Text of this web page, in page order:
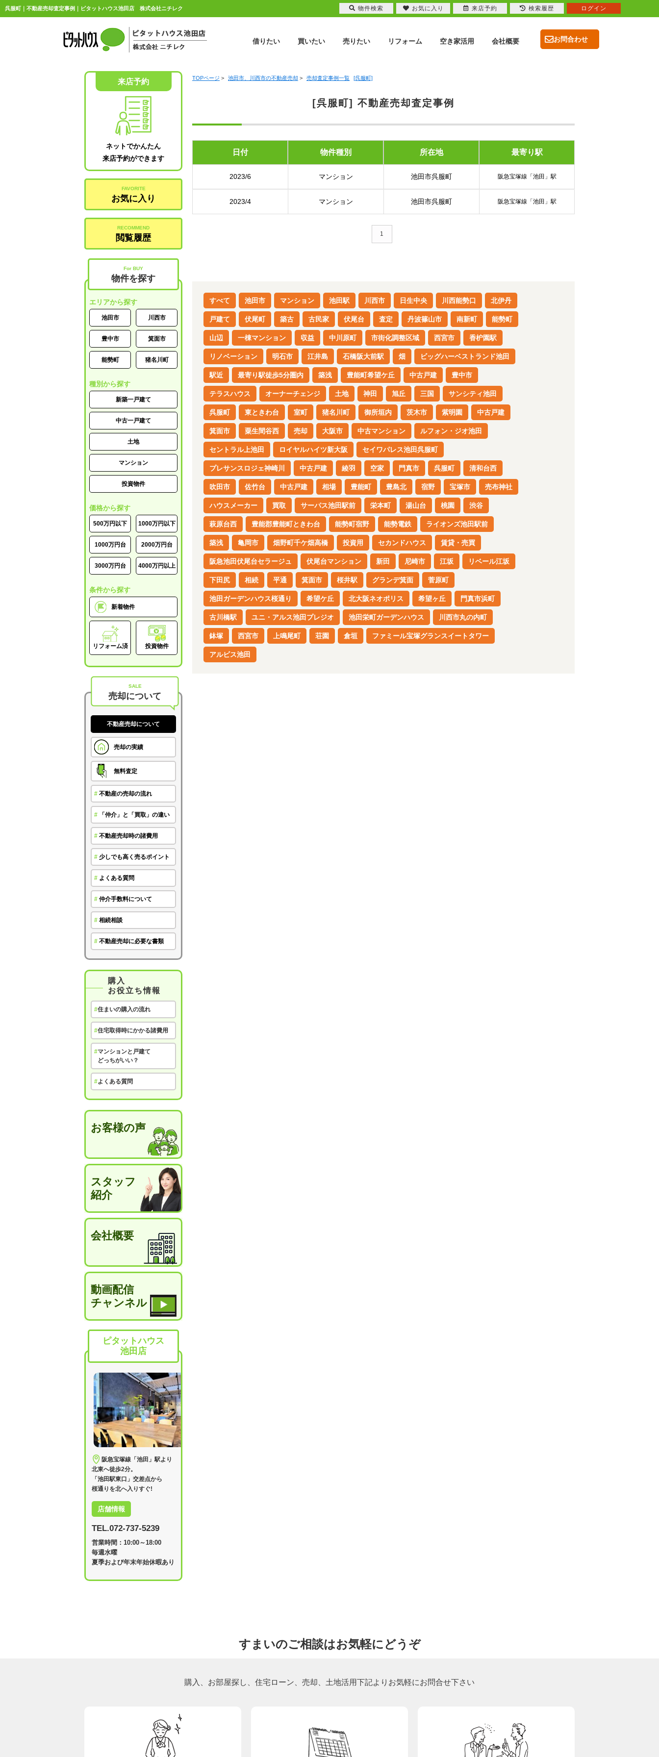
呉服町｜不動産売却査定事例｜ピタットハウス池田店 株式会社ニチレク
お問合わせ
借りたい 買いたい 売りたい リフォーム 空き家活用 会社概要
TOPページ > 池田市、川西市の不動産売却 > 売却査定事例一覧 [呉服町]
[呉服町] 不動産売却査定事例
日付 物件種別 所在地 最寄り駅
2023/6 マンション 池田市呉服町 阪急宝塚線「池田」駅
2023/4 マンション 池田市呉服町 阪急宝塚線「池田」駅
1
すべて 池田市 マンション 池田駅 川西市 日生中央 川西能勢口 北伊丹
戸建て 伏尾町 築古 古民家 伏尾台 査定 丹波篠山市 南新町 能勢町
山辺 一棟マンション 収益 中川原町 市街化調整区域 西宮市 香枦園駅
リノベーション 明石市 江井島 石橋阪大前駅 畑 ビッグハーベストランド池田
駅近 最寄り駅徒歩5分圏内 築浅 豊能町希望ケ丘 中古戸建 豊中市
テラスハウス オーナーチェンジ 土地 神田 旭丘 三国 サンシティ池田
呉服町 東ときわ台 室町 猪名川町 御所垣内 茨木市 紫明園 中古戸建
箕面市 粟生間谷西 売却 大阪市 中古マンション ルフォン・ジオ池田
セントラル上池田 ロイヤルハイツ新大阪 セイワパレス池田呉服町
プレサンスロジェ神崎川 中古戸建 綾羽 空家 門真市 呉服町 清和台西
吹田市 佐竹台 中古戸建 相場 豊能町 豊島北 宿野 宝塚市 売布神社
ハウスメーカー 買取 サーパス池田駅前 栄本町 湯山台 桃園 渋谷
萩原台西 豊能郡豊能町ときわ台 能勢町宿野 能勢電鉄 ライオンズ池田駅前
築浅 亀岡市 畑野町千ケ畑高橋 投資用 セカンドハウス 賃貸・売買
阪急池田伏尾台セラージュ 伏尾台マンション 新田 尼崎市 江坂 リベール江坂
下田尻 相続 平通 箕面市 桜井駅 グランデ箕面 菅原町
池田ガーデンハウス桜通り 希望ケ丘 北大阪ネオポリス 希望ヶ丘 門真市浜町
古川橋駅 ユニ・アルス池田プレジオ 池田栄町ガーデンハウス 川西市丸の内町
鉢塚 西宮市 上鳴尾町 荘園 倉垣 ファミール宝塚グランスイートタワー
アルビス池田
来店予約
ネットでかんたん
来店予約ができます
FAVORITE
お気に入り
RECOMMEND
閲覧履歴
For BUY
物件を探す
エリアから探す
池田市 川西市
豊中市 箕面市
能勢町 猪名川町
種別から探す
新築一戸建て
中古一戸建て
土地
マンション
投資物件
価格から探す
500万円以下 1000万円以下
1000万円台 2000万円台
3000万円台 4000万円以上
条件から探す
新着物件
リフォーム済 投資物件
SALE
売却について
不動産売却について
売却の実績
無料査定
# 不動産の売却の流れ
# 「仲介」と「買取」の違い
# 不動産売却時の諸費用
# 少しでも高く売るポイント
# よくある質問
# 仲介手数料について
# 相続相談
# 不動産売却に必要な書類
購入
お役立ち情報
#住まいの購入の流れ
#住宅取得時にかかる諸費用
#マンションと戸建て
どっちがいい？
#よくある質問
お客様の声
スタッフ
紹介
会社概要
動画配信
チャンネル
ピタットハウス
池田店
阪急宝塚線「池田」駅より
北東へ徒歩2分。
「池田駅東口」交差点から
桜通りを北へ入りすぐ!
店舗情報
TEL.072-737-5239
営業時間：10:00～18:00
毎週水曜
夏季および年末年始休暇あり
すまいのご相談はお気軽にどうぞ
購入、お部屋探し、住宅ローン、売却、土地活用下記よりお気軽にお問合せ下さい
物件検索 お気に入り 来店予約 検索履歴 ログイン